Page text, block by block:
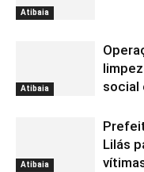
Atibaia
Atibaia
social
Atibaia
Lilás